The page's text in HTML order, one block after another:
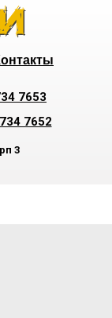
7653
7652
3